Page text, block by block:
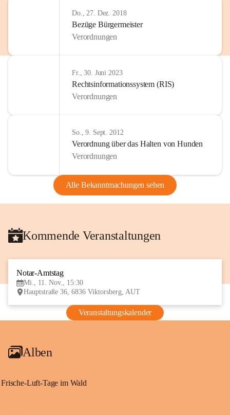
Do., 27. Dez. 2018
Bezüge Bürgermeister
Verordnungen
Fr., 30. Juni 2023
Rechtsinformationssystem (RIS)
Verordnungen
So., 9. Sept. 2012
Verordnung über das Halten von Hunden
Verordnungen
Alle Bekanntmachungen sehen
Kommende Veranstaltungen
Notar-Amtstag
Mi., 11. Nov., 15:30
Hauptstraße 36, 6836 Viktorsberg, AUT
Veranstaltungskalender
Alben
Frische-Luft-Tage im Wald